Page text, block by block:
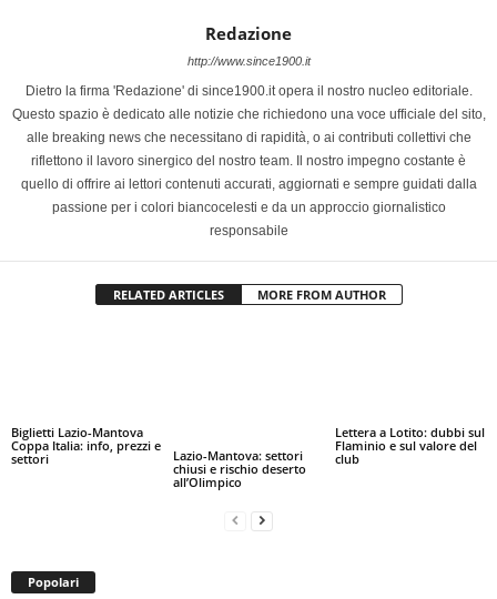
Redazione
http://www.since1900.it
Dietro la firma 'Redazione' di since1900.it opera il nostro nucleo editoriale.
Questo spazio è dedicato alle notizie che richiedono una voce ufficiale del sito,
alle breaking news che necessitano di rapidità, o ai contributi collettivi che
riflettono il lavoro sinergico del nostro team. Il nostro impegno costante è
quello di offrire ai lettori contenuti accurati, aggiornati e sempre guidati dalla
passione per i colori biancocelesti e da un approccio giornalistico
responsabile
RELATED ARTICLES MORE FROM AUTHOR
Biglietti Lazio-Mantova
Coppa Italia: info, prezzi e
settori
Lazio-Mantova: settori
chiusi e rischio deserto
all’Olimpico
Lettera a Lotito: dubbi sul
Flaminio e sul valore del
club
Popolari